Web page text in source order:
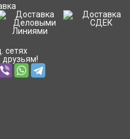
сетях
друзьям!